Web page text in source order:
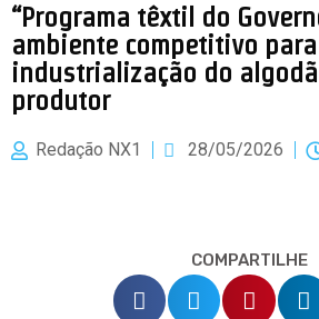
“Programa têxtil do
ambiente competitivo para
industrialização do
produtor
Redação NX1 28/05/2026
COMPARTILHE